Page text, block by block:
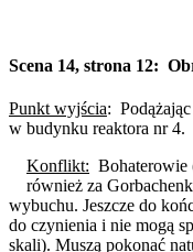
Scena 14, strona 12:
Punkt wyjścia:
w budynku reaktora nr 4.
Konflikt: Bohaterowie
również za
wybuchu. Jeszcze do
do czynienia i nie mogą
skali). Muszą pokonać